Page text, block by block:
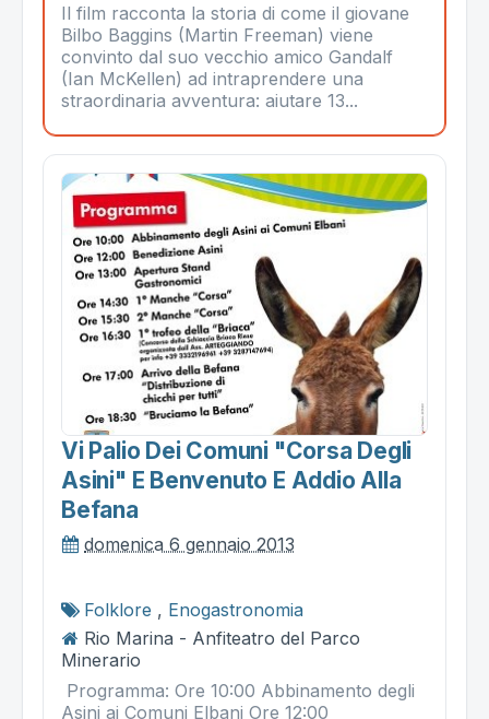
Il film racconta la storia di come il giovane
Bilbo Baggins (Martin Freeman) viene
convinto dal suo vecchio amico Gandalf
(Ian McKellen) ad intraprendere una
straordinaria avventura: aiutare 13...
Vi Palio Dei Comuni "corsa Degli
Asini" E Benvenuto E Addio Alla
Befana
domenica 6 gennaio 2013
Folklore , Enogastronomia
Rio Marina - Anfiteatro del Parco
Minerario
Programma: Ore 10:00 Abbinamento degli
Asini ai Comuni Elbani Ore 12:00